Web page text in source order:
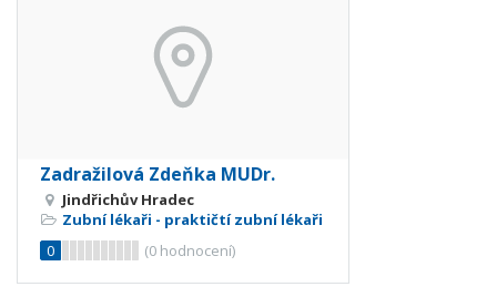
Zadražilová Zdeňka MUDr.
Jindřichův Hradec
Zubní lékaři - praktičtí zubní lékaři
0
(0 hodnocení)